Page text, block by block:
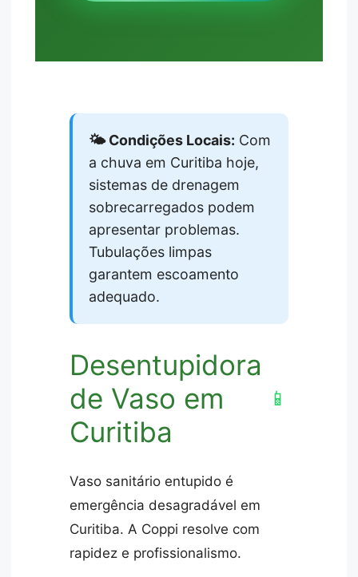
🌤️ Condições Locais: Com
a chuva em Curitiba hoje,
sistemas de drenagem
sobrecarregados podem
apresentar problemas.
Tubulações limpas
garantem escoamento
adequado.
Desentupidora
de Vaso em
Curitiba
📱
Vaso sanitário entupido é
emergência desagradável em
Curitiba. A Coppi resolve com
rapidez e profissionalismo.